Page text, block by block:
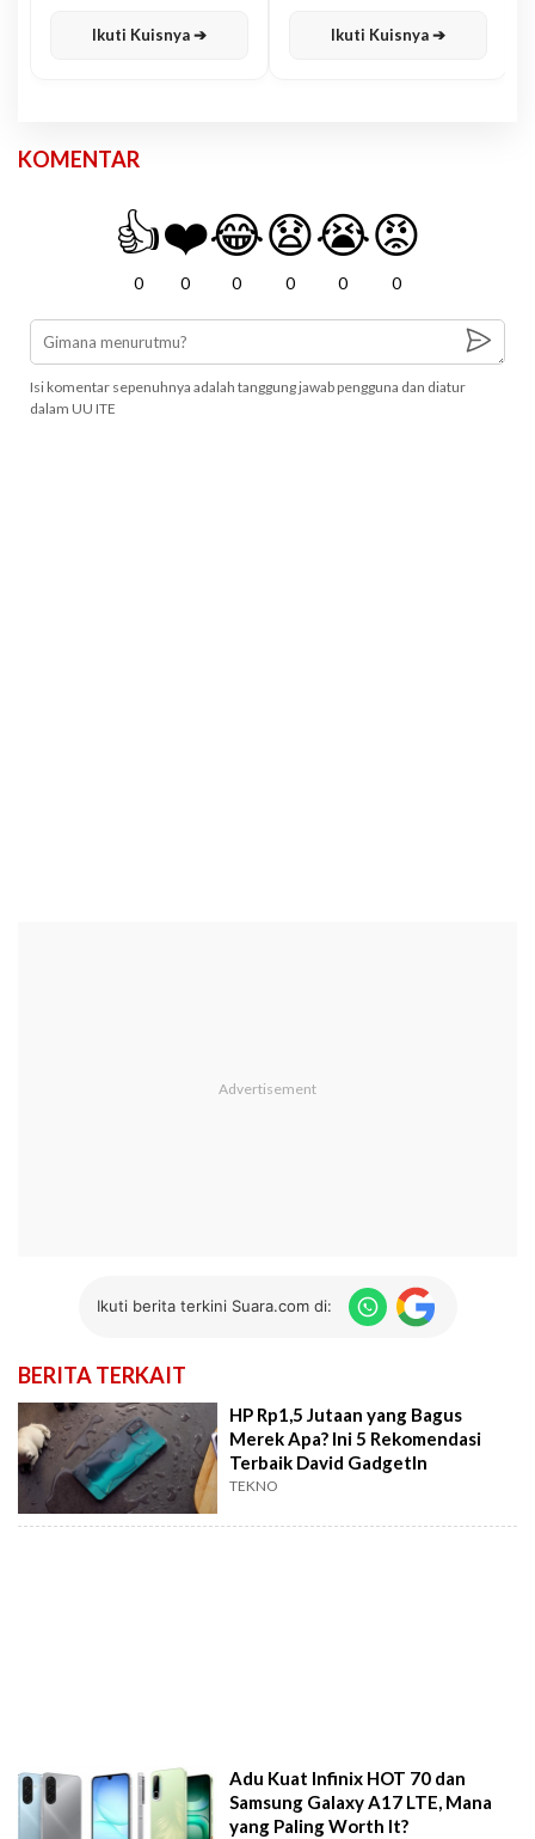
Ikuti Kuisnya ➔ Ikuti Kuisnya ➔
KOMENTAR
👍
0
❤️
0
😂
0
😧
0
😭
0
😡
0
Isi komentar sepenuhnya adalah tanggung jawab pengguna dan diatur
dalam UU ITE
Ikuti berita terkini Suara.com di:
BERITA TERKAIT
HP Rp1,5 Jutaan yang Bagus
Merek Apa? Ini 5 Rekomendasi
Terbaik David GadgetIn
TEKNO
Adu Kuat Infinix HOT 70 dan
Samsung Galaxy A17 LTE, Mana
yang Paling Worth It?